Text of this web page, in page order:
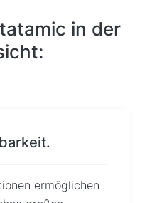
in der
ermöglichen